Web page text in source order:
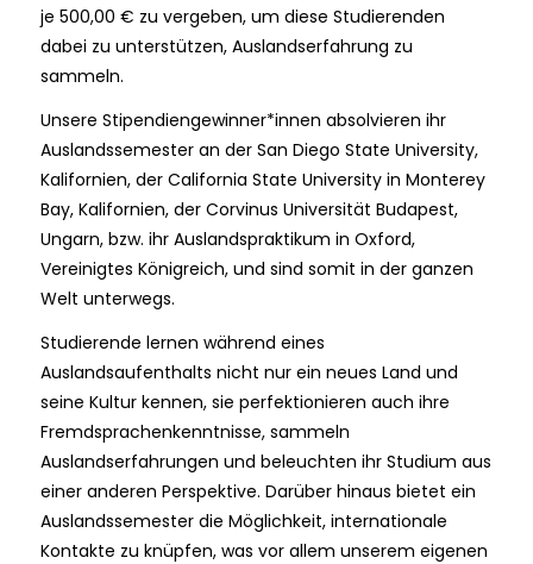
je 500,00 € zu vergeben, um diese Studierenden
dabei zu unterstützen, Auslandserfahrung zu
sammeln.
Unsere Stipendiengewinner*innen absolvieren ihr
Auslandssemester an der San Diego State University,
Kalifornien, der California State University in Monterey
Bay, Kalifornien, der Corvinus Universität Budapest,
Ungarn, bzw. ihr Auslandspraktikum in Oxford,
Vereinigtes Königreich, und sind somit in der ganzen
Welt unterwegs.
Studierende lernen während eines
Auslandsaufenthalts nicht nur ein neues Land und
seine Kultur kennen, sie perfektionieren auch ihre
Fremdsprachenkenntnisse, sammeln
Auslandserfahrungen und beleuchten ihr Studium aus
einer anderen Perspektive. Darüber hinaus bietet ein
Auslandssemester die Möglichkeit, internationale
Kontakte zu knüpfen, was vor allem unserem eigenen